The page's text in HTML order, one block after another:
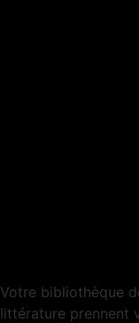
Votre bibliothèque
littérature prennent